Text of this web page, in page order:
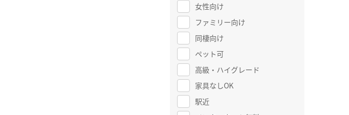
女性向け
ファミリー向け
同棲向け
ペット可
高級・ハイグレード
家具なしOK
駅近